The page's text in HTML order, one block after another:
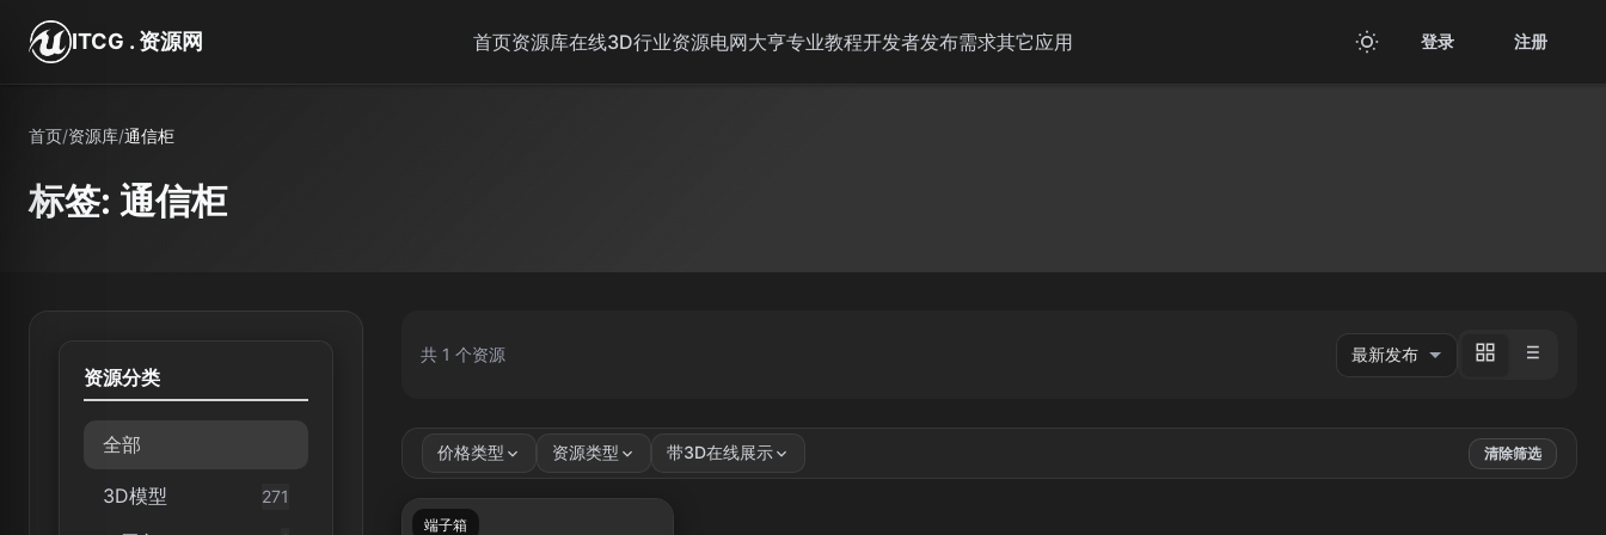
ITCG . 资源网 首页资源库在线3D行业资源电网大亨专业教程开发者发布需求其它应用 登录 注册
首页/资源库/通信柜
标签: 通信柜
资源分类
全部
3D模型 271
共 1 个资源
价格类型 资源类型 带3D在线展示 清除筛选
端子箱